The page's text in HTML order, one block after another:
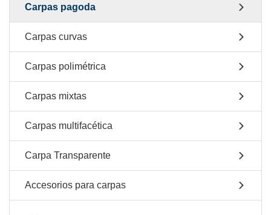
Carpas pagoda
Carpas curvas
Carpas polimétrica
Carpas mixtas
Carpas multifacética
Carpa Transparente
Accesorios para carpas